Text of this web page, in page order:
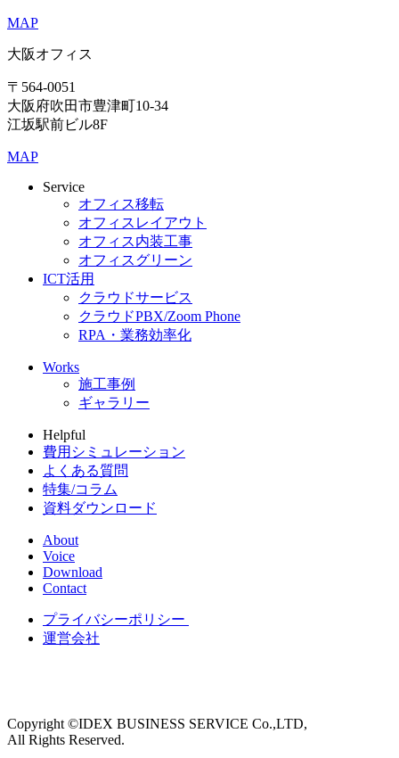
MAP
大阪オフィス
〒564-0051
大阪府吹田市豊津町10-34
江坂駅前ビル8F
MAP
Service
オフィス移転
オフィスレイアウト
オフィス内装工事
オフィスグリーン
ICT活用
クラウドサービス
クラウドPBX/Zoom Phone
RPA・業務効率化
Works
施工事例
ギャラリー
Helpful
費用シミュレーション
よくある質問
特集/コラム
資料ダウンロード
About
Voice
Download
Contact
プライバシーポリシー
運営会社
Copyright ©IDEX BUSINESS SERVICE Co.,LTD,
All Rights Reserved.